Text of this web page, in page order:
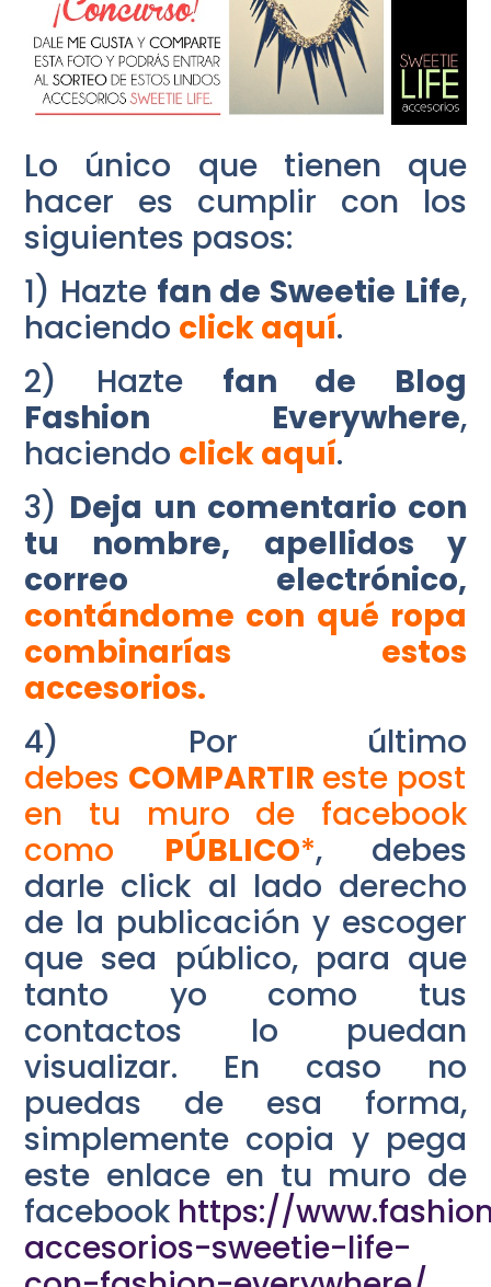
Lo único que tienen que
hacer es cumplir con los
siguientes pasos:
1) Hazte fan de Sweetie Life,
haciendo click aquí.
2) Hazte fan de Blog
Fashion Everywhere,
haciendo click aquí.
3) Deja un comentario con
tu nombre, apellidos y
correo electrónico,
contándome con qué ropa
combinarías estos
accesorios.
4) Por último
debes COMPARTIR este post
en tu muro de facebook
como PÚBLICO*, debes
darle click al lado derecho
de la publicación y escoger
que sea público, para que
tanto yo como tus
contactos lo puedan
visualizar. En caso no
puedas de esa forma,
simplemente copia y pega
este enlace en tu muro de
facebook https://
accesorios-sweetie-life-